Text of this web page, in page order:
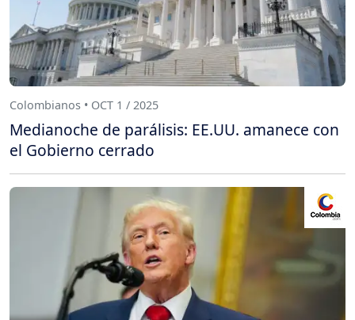
Colombianos • OCT 1 / 2025
Medianoche de parálisis: EE.UU. amanece con
el Gobierno cerrado